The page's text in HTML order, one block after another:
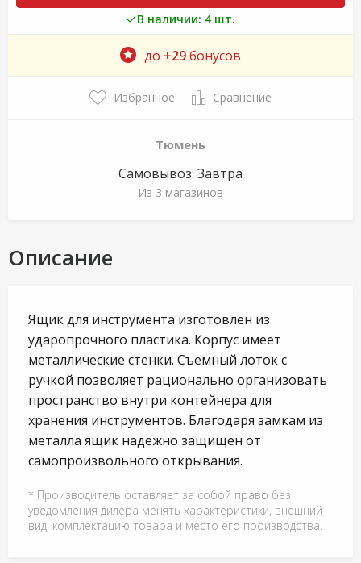
В наличии: 4 шт.
до +29бонусов
Избранное Сравнение
Тюмень
Самовывоз: Завтра
Из 3 магазинов
Описание
Ящик для инструмента изготовлен из
ударопрочного пластика. Корпус имеет
металлические стенки. Съемный лоток с
ручкой позволяет рационально организовать
пространство внутри контейнера для
хранения инструментов. Благодаря замкам из
металла ящик надежно защищен от
самопроизвольного открывания.
* Производитель оставляет за собой право без
уведомления дилера менять характеристики, внешний
вид, комплектацию товара и место его производства.